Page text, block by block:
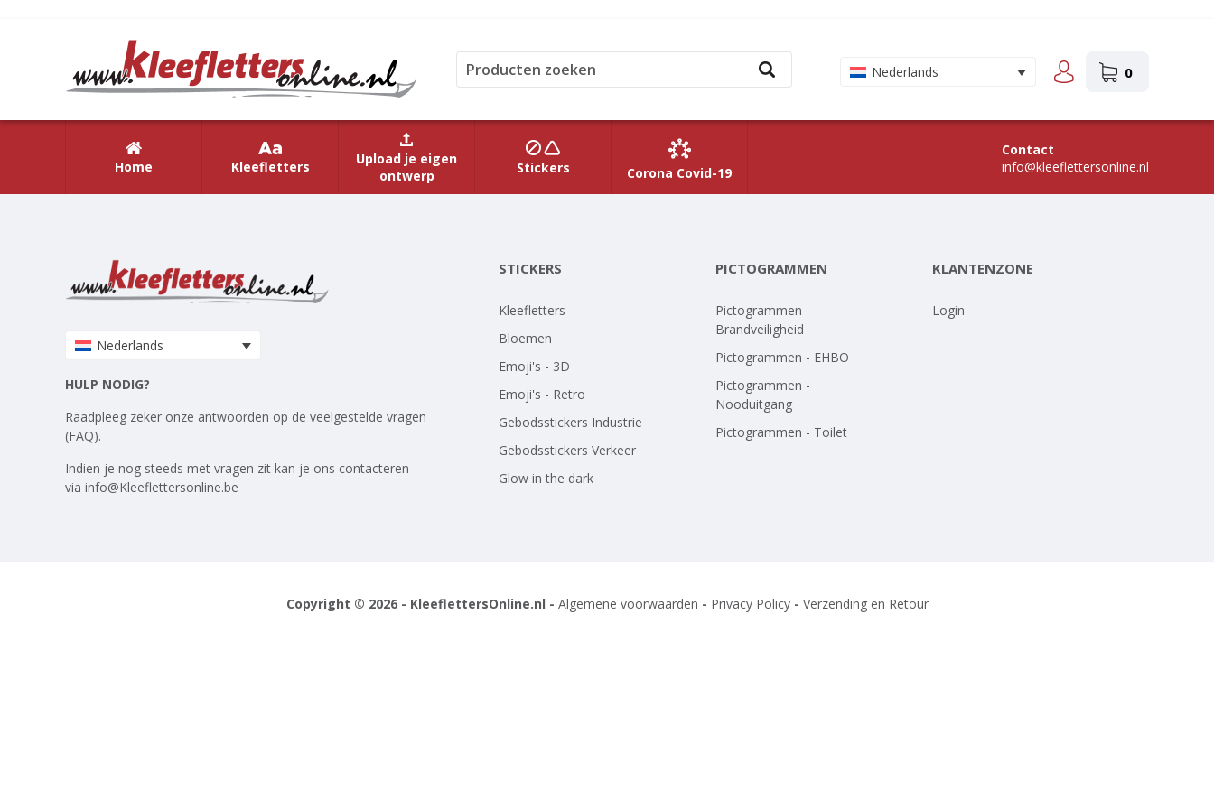
Nederlands 0
Home Kleefletters
Upload je eigen
ontwerp
Stickers Corona Covid-19
Contact
info@kleeflettersonline.nl
Nederlands
HULP NODIG?
Raadpleeg zeker onze antwoorden op de veelgestelde vragen
(FAQ).
Indien je nog steeds met vragen zit kan je ons contacteren
via info@Kleeflettersonline.be
STICKERS
Kleefletters
Bloemen
Emoji's - 3D
Emoji's - Retro
Gebodsstickers Industrie
Gebodsstickers Verkeer
Glow in the dark
PICTOGRAMMEN
Pictogrammen -
Brandveiligheid
Pictogrammen - EHBO
Pictogrammen -
Nooduitgang
Pictogrammen - Toilet
KLANTENZONE
Login
Copyright © 2026 - KleeflettersOnline.nl - Algemene voorwaarden - Privacy Policy- Verzending en Retour